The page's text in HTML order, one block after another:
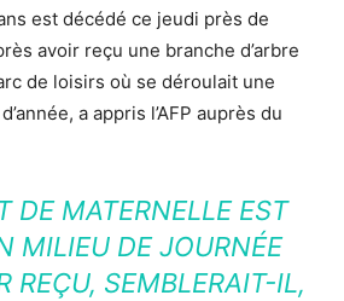
est décédé ce jeudi près de
avoir reçu une branche d’arbre
de loisirs où se déroulait une
a appris l’AFP auprès du
DE MATERNELLE EST
MILIEU DE JOURNÉE
REÇU, SEMBLERAIT-IL,